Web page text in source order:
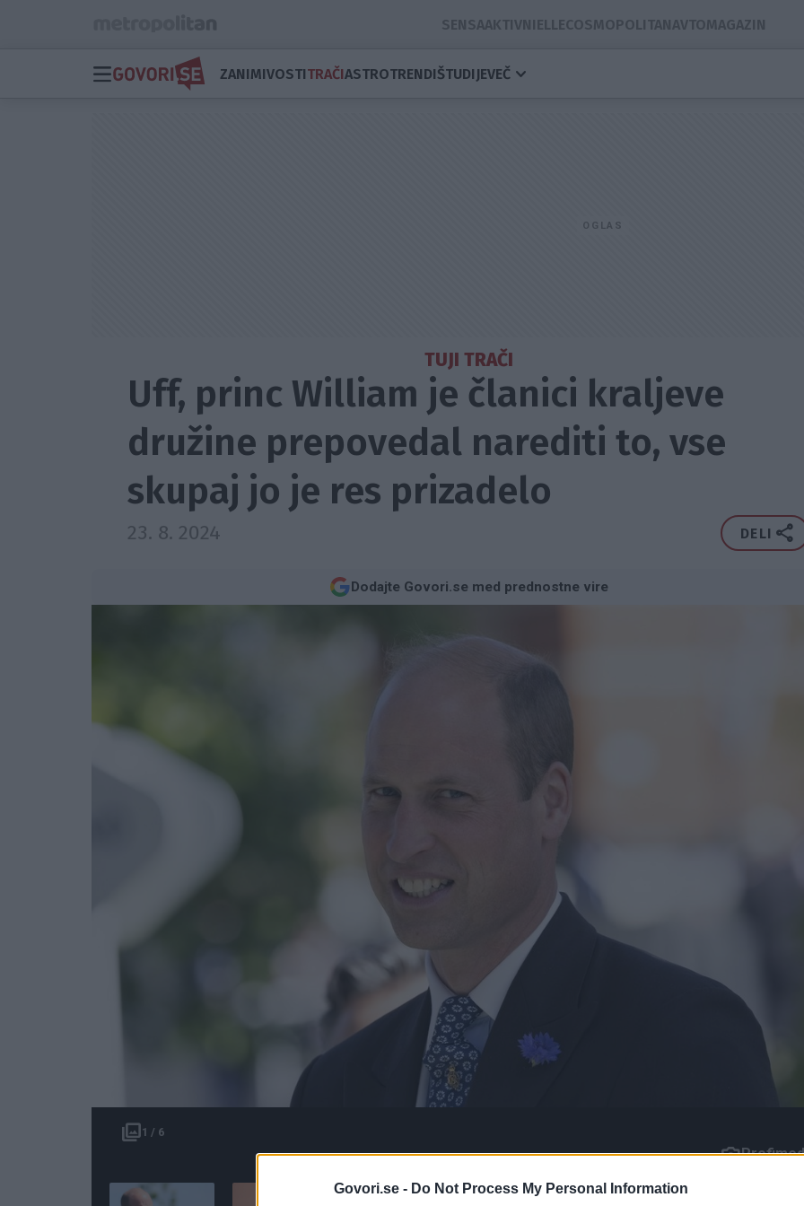
Govori.se - Do Not Process My Personal Information
SENSAAKTIVNIELLECOSMOPOLITANAVTOMAGAZIN
ZANIMIVOSTITRAČIASTROTRENDIŠTUDIJEVEČ
TUJI TRAČI
Uff, princ William je članici kraljeve
družine prepovedal narediti to, vse
skupaj jo je res prizadelo
23. 8. 2024 DELI
Dodajte Govori.se med prednostne vire
1 / 6